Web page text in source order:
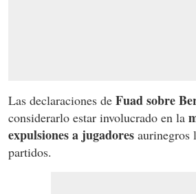
Las declaraciones de Fuad sobre
considerarlo estar involucrado en la
expulsiones a jugadores aurinegros
partidos.